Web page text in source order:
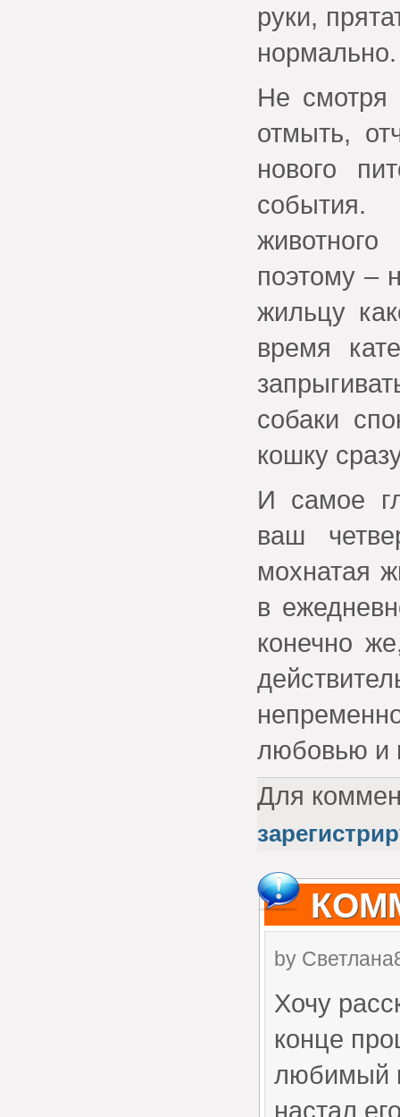
руки,
нормально.
Не смотря
отмыть,
нового
события.
поэтому –
жильцу
время
собаки
кошку
И самое
ваш
мохнатая
в
конечно
любовью и
Для
by
Хочу
конце
любимый
настал